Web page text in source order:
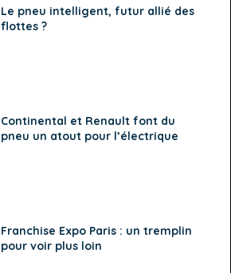
Le pneu intelligent, futur allié des
flottes ?
Continental et Renault font du
pneu un atout pour l’électrique
Franchise Expo Paris : un tremplin
pour voir plus loin